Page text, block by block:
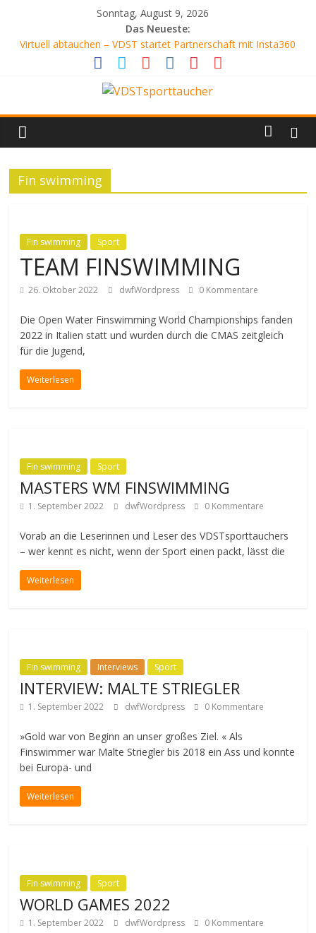
springen
Sonntag, August 9, 2026
Das Neueste:
Virtuell abtauchen – VDST startet Partnerschaft mit Insta360
SCHLANGENGRUBE
ATEMLOS SCHÖN
VDSTsporttaucher
Dein
Fin swimming
Fin swimming Sport
TEAM FINSWIMMING
26. Oktober 2022 dwfWordpress 0 Kommentare
Die Open Water Finswimming World Championships fanden
2022 in Italien statt und wurden durch die CMAS zeitgleich
für die Jugend,
Weiterlesen
Fin swimming Sport
MASTERS WM FINSWIMMING
1. September 2022 dwfWordpress 0 Kommentare
Vorab an die Leserinnen und Leser des VDSTsporttauchers
– wer kennt es nicht, wenn der Sport einen packt, lässt die
Weiterlesen
Fin swimming Interviews Sport
INTERVIEW: MALTE STRIEGLER
1. September 2022 dwfWordpress 0 Kommentare
»Gold war von Beginn an unser großes Ziel. « Als
Finswimmer war Malte Striegler bis 2018 ein Ass und konnte
bei Europa- und
Weiterlesen
Fin swimming Sport
WORLD GAMES 2022
1. September 2022 dwfWordpress 0 Kommentare